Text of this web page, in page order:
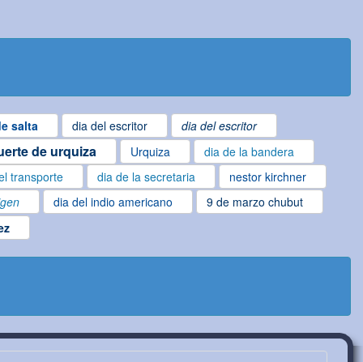
salta dia del escritor
dia del escritor
de urquiza Urquiza
dia de la bandera
transporte dia de la secretaria nestor kirchner
dia del indio americano
9 de marzo chubut